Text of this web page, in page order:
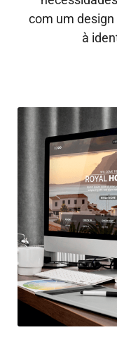
com um
à